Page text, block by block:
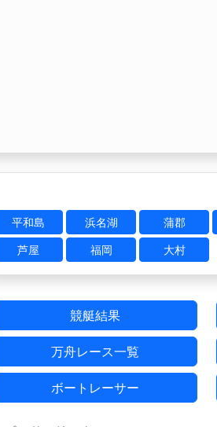
平和島 浜名湖 蒲郡
芦屋
福岡 大村
競艇結果
万舟レース一覧
ボートレーサー